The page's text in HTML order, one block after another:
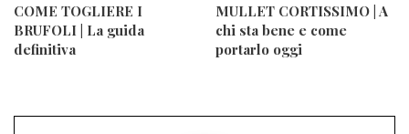
COME TOGLIERE I
BRUFOLI | La guida
definitiva
MULLET CORTISSIMO | A
chi sta bene e come
portarlo oggi